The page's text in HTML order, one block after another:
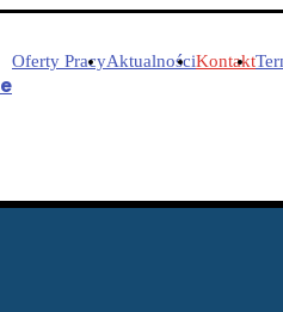
Oferty PracyAktualnościKontakt